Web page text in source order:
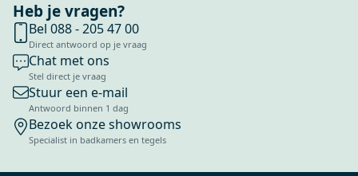
Heb je vragen?
Bel 088 - 205 47 00
Direct antwoord op je vraag
Chat met ons
Stel direct je vraag
Stuur een e-mail
Antwoord binnen 1 dag
Bezoek onze showrooms
Specialist in badkamers en tegels